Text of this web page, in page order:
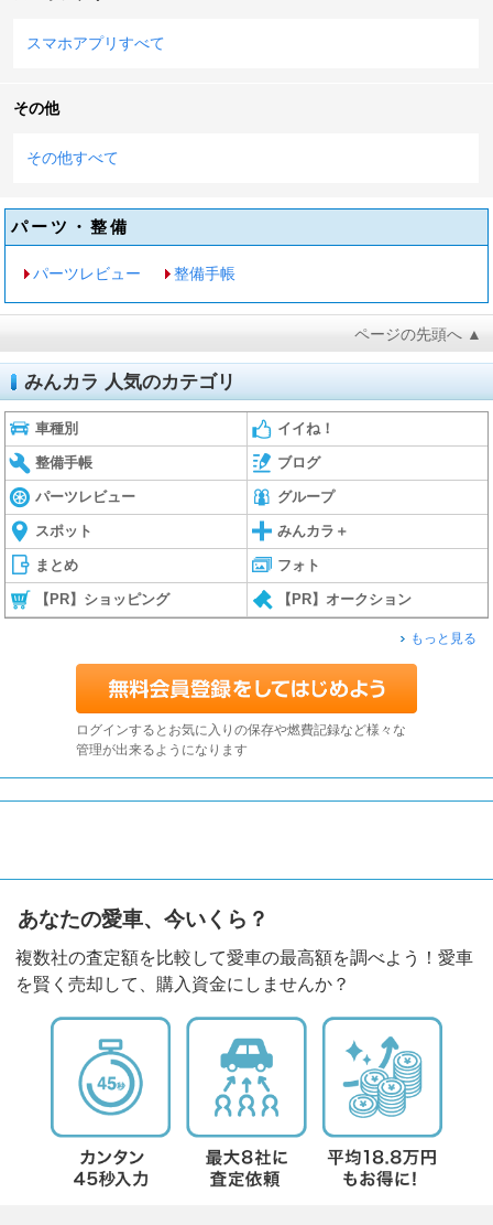
スマホアプリすべて
その他
その他すべて
パーツ・整備
パーツレビュー 整備手帳
ページの先頭へ ▲
みんカラ 人気のカテゴリ
車種別 イイね！
整備手帳 ブログ
パーツレビュー グループ
スポット みんカラ＋
まとめ フォト
【PR】ショッピング 【PR】オークション
もっと見る
ログインするとお気に入りの保存や燃費記録など様々な
管理が出来るようになります
あなたの愛車、今いくら？
複数社の査定額を比較して愛車の最高額を調べよう！愛車
を賢く売却して、購入資金にしませんか？